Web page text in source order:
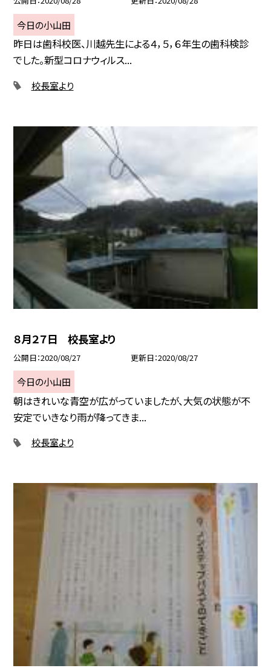
今日の小山田
昨日は歯科校医、川越先生による４，５，６年生の歯科検診
でした。新型コロナウィルス...
校長室より
８月２７日 校長室より
公開日 2020/08/27 更新日 2020/08/27
今日の小山田
朝はきれいな青空が広がっていましたが、大気の状態が不
安定でいきなり雨が降ってきま...
校長室より